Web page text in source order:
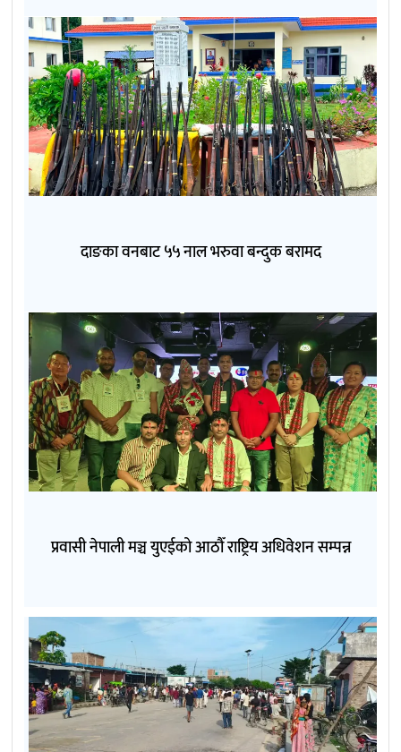
दाङका वनबाट ५५ नाल भरुवा बन्दुक बरामद
प्रवासी नेपाली मञ्च युएईको आठौँ राष्ट्रिय अधिवेशन सम्पन्न